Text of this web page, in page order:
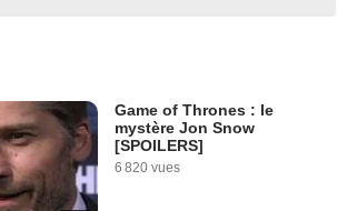
Game of Thrones : le
mystère Jon Snow
[SPOILERS]
6 820 vues